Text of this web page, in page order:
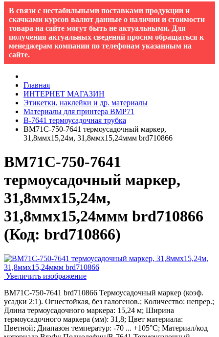
В связи с нестабильными поставками продукции и
скачками курсов валют данные о наличии и стоимости
товара на сайте могут быть не актуальными. Для
получения актуальных сведений просим обращаться к
менеджерам компании по телефонам указанным на
сайте.
Главная
ИНТЕРНЕТ МАГАЗИН
Этикетки, наклейки и др. материалы
Материалы для принтера BMP71
B-7641 термоусадочная трубка
BM71C-750-7641 термоусадочный маркер,
31,8ммх15,24м, 31,8ммх15,24ммм brd710866
BM71C-750-7641
термоусадочный маркер,
31,8ммх15,24м,
31,8ммх15,24ммм brd710866
(Код: brd710866)
Увеличить изображение
BM71C-750-7641 brd710866 Термоусадочный маркер (коэф.
усадки 2:1). Огнестойкая, без галогенов.; Количество: непрер.;
Длина термоусадочного маркера: 15,24 м; Ширина
термоусадочного маркера (мм): 31,8; Цвет материала:
Цветной; Диапазон температур: -70 ... +105°С; Материал/код